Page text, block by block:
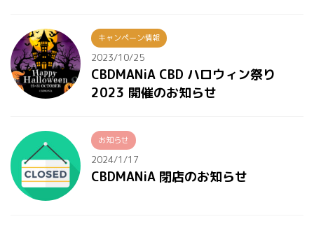
キャンペーン情報
2023/10/25
CBDMANiA CBD ハロウィン祭り
2023 開催のお知らせ
お知らせ
2024/1/17
CBDMANiA 閉店のお知らせ